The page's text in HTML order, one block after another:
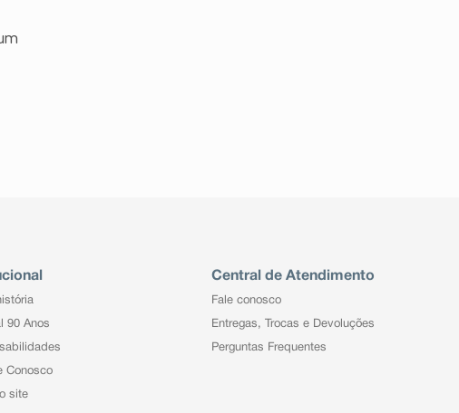
90 Anos
Conosco
site
Central de Atendimento
Fale conosco
Entregas, Trocas e Devoluções
Perguntas Frequentes